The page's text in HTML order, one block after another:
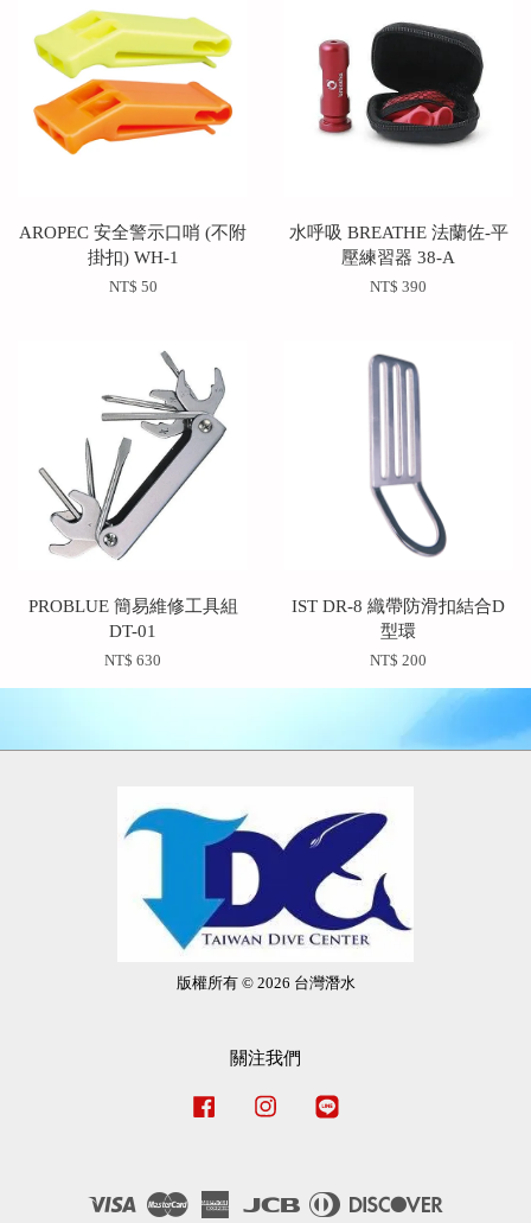
AROPEC 安全警示口哨 (不附
掛扣) WH-1
NT$ 50
水呼吸 BREATHE 法蘭佐-平
壓練習器 38-A
NT$ 390
PROBLUE 簡易維修工具組
DT-01
NT$ 630
IST DR-8 織帶防滑扣結合D
型環
NT$ 200
版權所有 © 2026 台灣潛水
關注我們
Facebook Instagram
Visa Master
American
JCB
Diners